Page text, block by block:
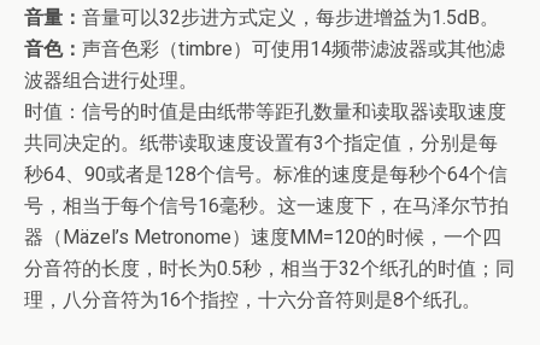
音量： 音量可以32步进方式定义，每步进增益为1.5dB。
音色： 声音色彩（timbre）可使用14频带滤波器或其他滤
波器组合进行处理。
时值：信号的时值是由纸带等距孔数量和读取器读取速度
共同决定的。纸带读取速度设置有3个指定值，分别是每
秒64、90或者是128个信号。标准的速度是每秒个64个信
号，相当于每个信号16毫秒。这一速度下，在马泽尔节拍
器（Mäzel’s Metronome）速度MM=120的时候，一个四
分音符的长度，时长为0.5秒，相当于32个纸孔的时值；同
理，八分音符为16个指控，十六分音符则是8个纸孔。